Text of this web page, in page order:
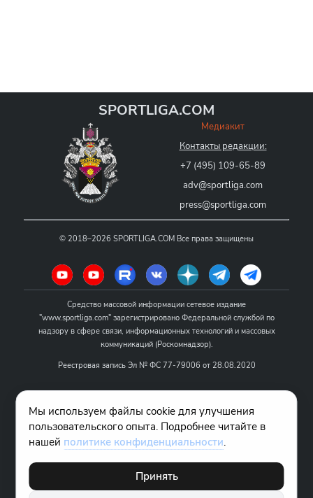
SPORTLIGA.COM
Медиакит
Контакты редакции:
+7 (495) 109-65-89
adv@sportliga.com
press@sportliga.com
© 2018–2026 SPORTLIGA.COM Все права защищены
Средство массовой информации сетевое издание
"www.sportliga.com" зарегистрировано Федеральной службой по
надзору в сфере связи, информационных технологий и массовых
коммуникаций (Роскомнадзор).
Реестровая запись Эл № ФС 77-79006 от 28.08.2020
Учредитель СМИ сетевого издания "www.sportliga.com": ИП Чамин
О.Н.
Главный редактор СМИ сетевого издания "www.sportliga.com":
Хаимов Д.И.
Мы используем файлы cookie для улучшения
пользовательского опыта. Подробнее читайте в
нашей политике конфиденциальности.
Принять